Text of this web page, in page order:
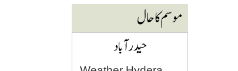
موسم کا حال
حیدرآباد